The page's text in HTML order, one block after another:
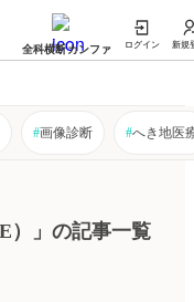
全科横断カンファ ログイン 新規
#画像診断 #へき地医
）」の記事一覧